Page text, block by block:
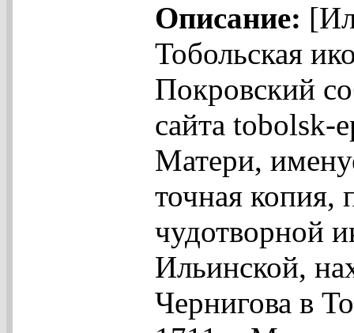
Описание:
Тобольская
Покровский
сайта tobolsk-
Матери,
точная копия,
чудотворной
Ильинской,
Чернигова в